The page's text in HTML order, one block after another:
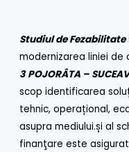
Studiul de Fezabilitate
modernizarea liniei
3 POJORÂTA –
scop identificarea
tehnic, operațional,
asupra mediului.și al
finanţare este